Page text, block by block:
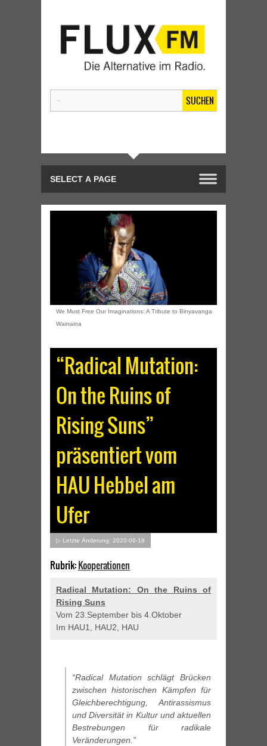
SUCHEN
We Must Free Our Imaginations: A Tribute to Binyavanga
Wainaina
“Radical Mutation:
On the Ruins of
Rising Suns”
präsentiert vom
HAU Hebbel am
Ufer
▷ Letzte Änderung: 2020-09-18
Rubrik:Kooperationen
Radical Mutation: On the Ruins of
Rising Suns
Vom 23.September bis 4.Oktober
Im HAU1, HAU2, HAU
“Radical Mutation schlägt Brücken
zwischen historischen Kämpfen für
Gleichberechtigung, Antirassismus
und Diversität in Kultur und aktuellen
Bestrebungen für radikale
Veränderungen.”